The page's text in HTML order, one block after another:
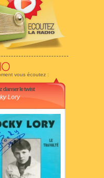
vous écoutez :
danser le twist
Lory